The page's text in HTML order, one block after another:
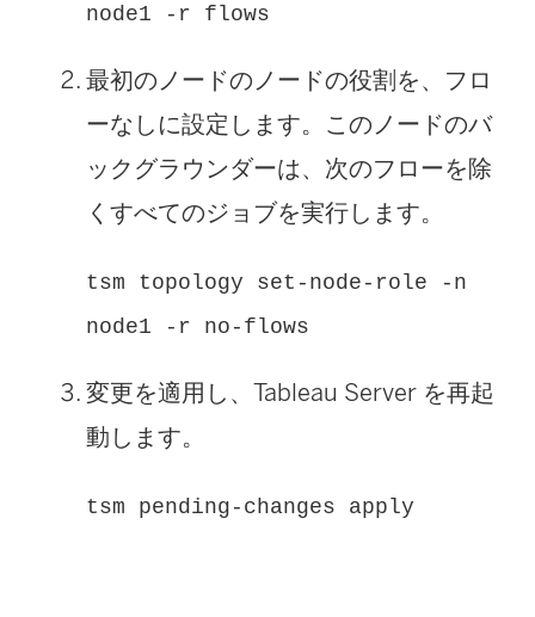
ク
が
開
node1 -r flows
最初のノードのノードの役割を、フロ
ーなしに設定します。このノードのバ
ックグラウンダーは、次のフローを除
くすべてのジョブを実行します。
tsm topology set-node-role -n
node1 -r no-flows
変更を適用し、Tableau Server を再起
動します。
tsm pending-changes apply